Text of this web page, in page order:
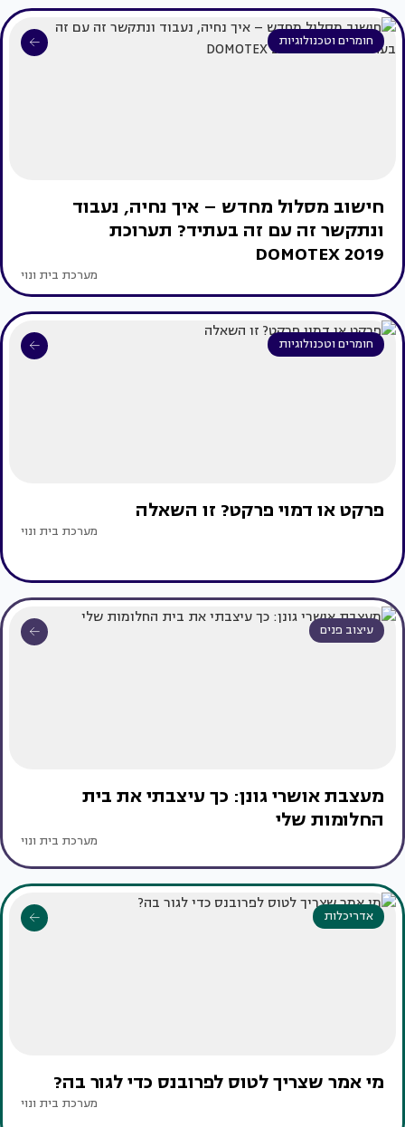
חומרים וטכנולוגיות
חישוב מסלול מחדש – איך נחיה, נעבוד
ונתקשר זה עם זה בעתיד? תערוכת
DOMOTEX 2019
מערכת בית ונוי
חומרים וטכנולוגיות
פרקט או דמוי פרקט? זו השאלה
מערכת בית ונוי
עיצוב פנים
מעצבת אושרי גונן: כך עיצבתי את בית
החלומות שלי
מערכת בית ונוי
אדריכלות
מי אמר שצריך לטוס לפרובנס כדי לגור בה?
מערכת בית ונוי